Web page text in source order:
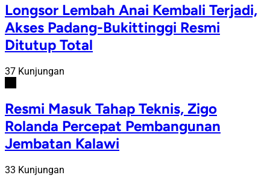
Longsor Lembah Anai Kembali Terjadi,
Akses Padang-Bukittinggi Resmi
Ditutup Total
37 Kunjungan
Resmi Masuk Tahap Teknis, Zigo
Rolanda Percepat Pembangunan
Jembatan Kalawi
33 Kunjungan